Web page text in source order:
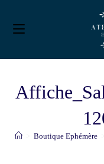
Boutique Ephémère